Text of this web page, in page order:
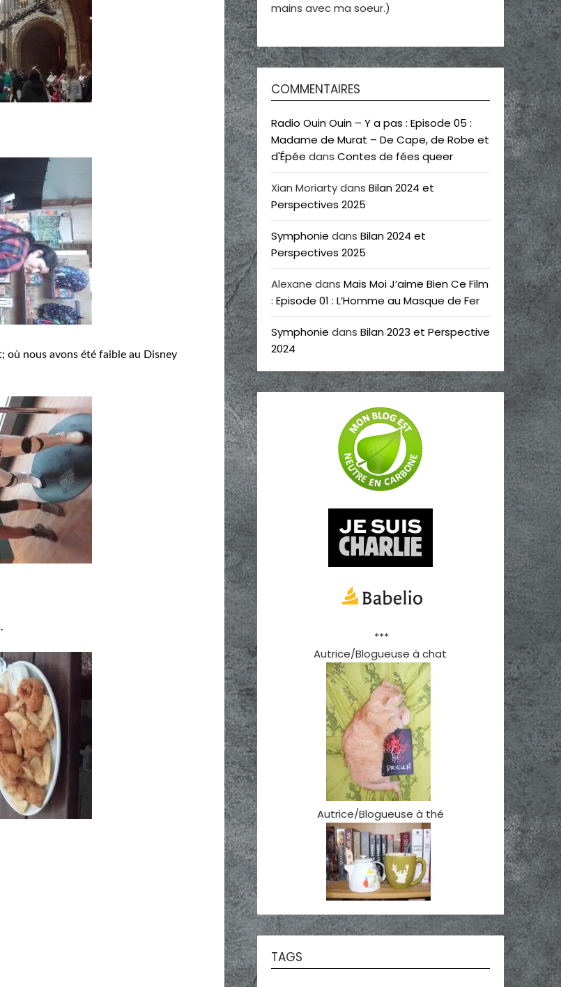
nous avons été faible au Disney
mains avec ma soeur.)
COMMENTAIRES
Radio Ouin Ouin – Y a pas : Episode 05 :
Madame de Murat – De Cape, de Robe et
d'Épée dans Contes de fées queer
Xian Moriartydans Bilan 2024 et
Perspectives 2025
Symphonie dans Bilan 2024 et
Perspectives 2025
Alexane dans Mais Moi J’aime Bien Ce Film
: Episode 01 : L’Homme au Masque de Fer
Symphonie dans Bilan 2023 et Perspective
2024
***
Autrice/Blogueuse à chat
Autrice/Blogueuse à thé
TAGS